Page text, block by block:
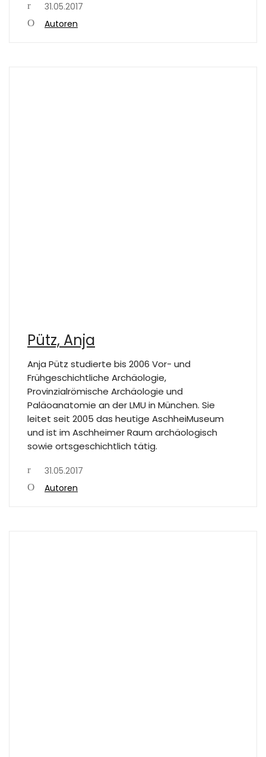
31.05.2017
Autoren
Pütz, Anja
Anja Pütz studierte bis 2006 Vor- und
Frühgeschichtliche Archäologie,
Provinzialrömische Archäologie und
Paläoanatomie an der LMU in München. Sie
leitet seit 2005 das heutige AschheiMuseum
und ist im Aschheimer Raum archäologisch
sowie ortsgeschichtlich tätig.
31.05.2017
Autoren